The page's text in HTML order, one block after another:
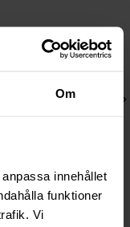
Om
innehållet
funktioner
Vi